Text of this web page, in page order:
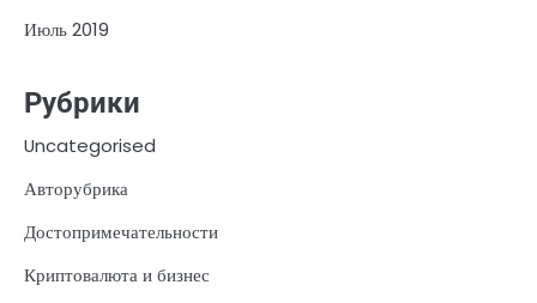
Июль 2019
Рубрики
Uncategorised
Авторубрика
Достопримечательности
Криптовалюта и бизнес